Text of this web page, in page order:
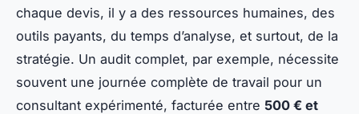
chaque devis, il y a des ressources humaines, des
outils payants, du temps d’analyse, et surtout, de la
stratégie. Un audit complet, par exemple, nécessite
souvent une journée complète de travail pour un
consultant expérimenté, facturée entre 500 € et